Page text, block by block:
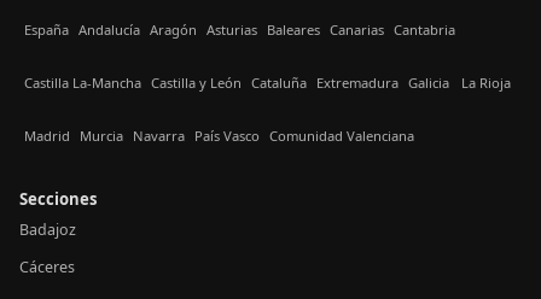
España Andalucía Aragón Asturias Baleares Canarias Cantabria
Castilla La-Mancha Castilla y León Cataluña Extremadura Galicia La Rioja
Madrid Murcia Navarra País Vasco Comunidad Valenciana
Secciones
Badajoz
Cáceres